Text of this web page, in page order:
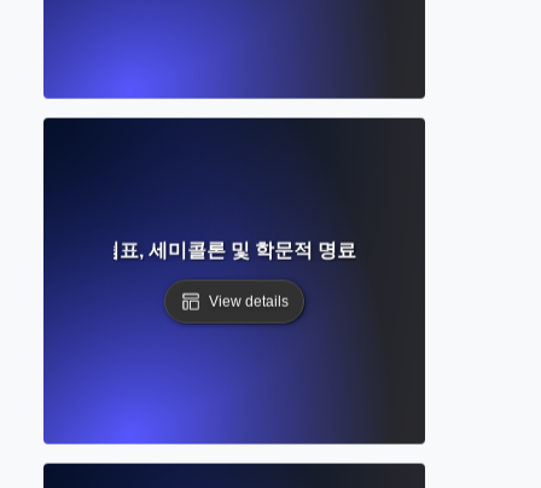
무엇인가? 쉼표, 세미콜론 및 학문적 명료성에 대한 완벽한 가
View details